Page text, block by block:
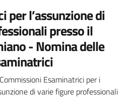
Carmiano
per l’assunzione di
presso il
- Nomina delle
Esaminatrici per i
di varie figure professionali